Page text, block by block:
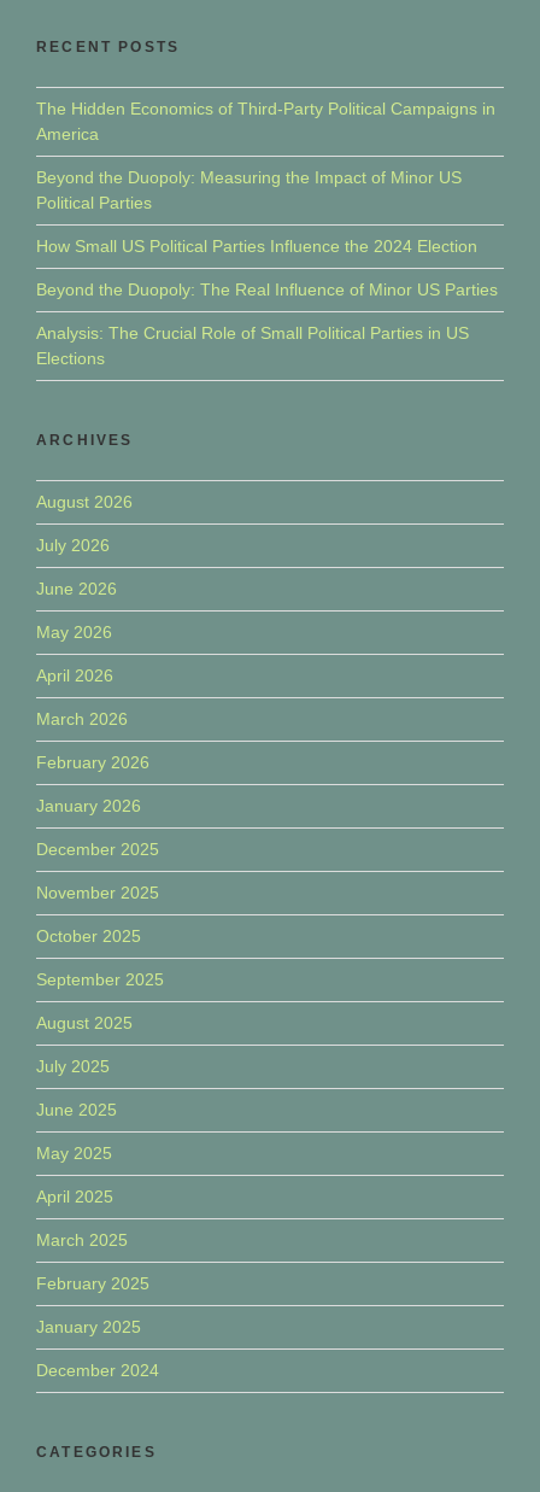
RECENT POSTS
The Hidden Economics of Third-Party Political Campaigns in
America
Beyond the Duopoly: Measuring the Impact of Minor US
Political Parties
How Small US Political Parties Influence the 2024 Election
Beyond the Duopoly: The Real Influence of Minor US Parties
Analysis: The Crucial Role of Small Political Parties in US
Elections
ARCHIVES
August 2026
July 2026
June 2026
May 2026
April 2026
March 2026
February 2026
January 2026
December 2025
November 2025
October 2025
September 2025
August 2025
July 2025
June 2025
May 2025
April 2025
March 2025
February 2025
January 2025
December 2024
CATEGORIES